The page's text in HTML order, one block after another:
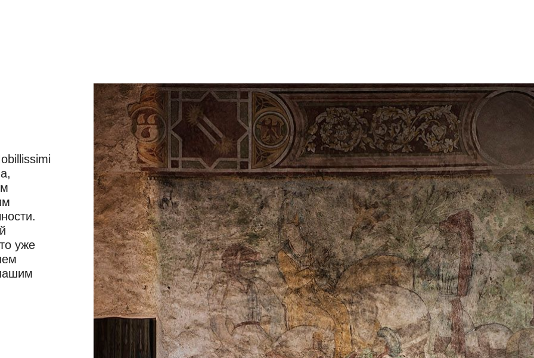
уже